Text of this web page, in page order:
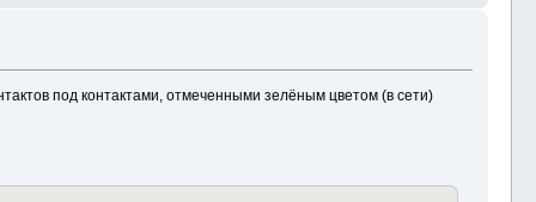
под контактами, отмеченными зелёным цветом (в сети)